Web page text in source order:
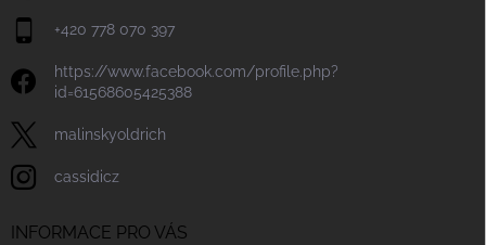
+420 778 070 397
https://www.facebook.com/profile.php?
id=61568605425388
malinskyoldrich
cassidicz
INFORMACE PRO VÁS